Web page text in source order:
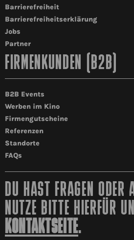
Barrierefreiheit
Barrierefreiheitserklärung
Jobs
Partner
FIRMENKUNDEN (B2B)
B2B Events
Werben im Kino
Firmengutscheine
Referenzen
Standorte
FAQs
DU HAST FRAGEN ODER
NUTZE BITTE HIERFÜR
KONTAKTSEITE.